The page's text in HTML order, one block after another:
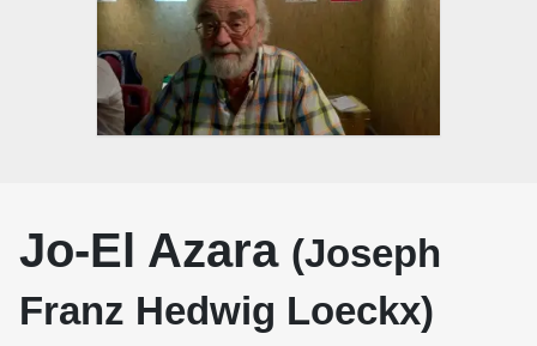
Jo-El Azara (Joseph
Franz Hedwig Loeckx)